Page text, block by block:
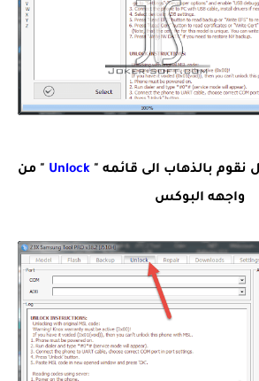
نقوم بالذهاب الى قائمه " Unlock " من
واجهه البوكس